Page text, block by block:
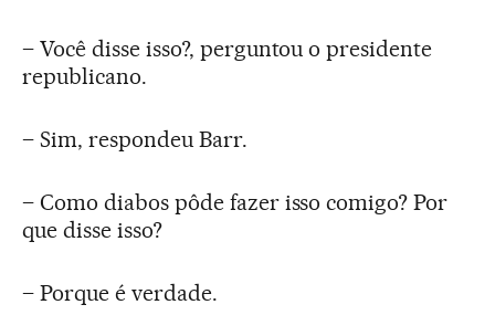
– Você disse isso?, perguntou o presidente
republicano.
– Sim, respondeu Barr.
– Como diabos pôde fazer isso comigo? Por
que disse isso?
– Porque é verdade.